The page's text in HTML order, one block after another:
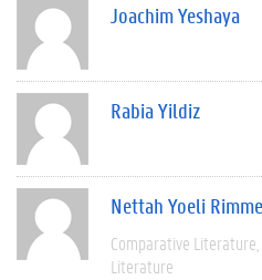
Joachim Yeshaya
Rabia Yildiz
Nettah Yoeli
Comparative Literature
Literature